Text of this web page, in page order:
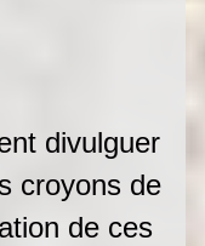
divulguer
croyons de
de ces